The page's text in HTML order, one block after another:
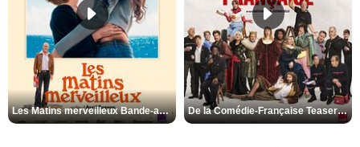
Les Matins merveilleux Bande-annonce VF De la Comédie-Française Teaser VF